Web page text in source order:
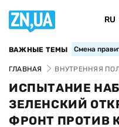
RU
ВАЖНЫЕ ТЕМЫ Смена
ГЛАВНАЯ ВНУТРЕННЯЯ
ИСПЫТАНИЕ
ЗЕЛЕНСКИЙ
ФРОНТ ПРОТИВ